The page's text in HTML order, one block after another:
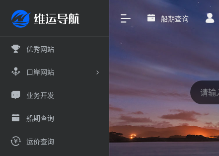
优秀网站
口岸网站
业务开发
船期查询
运价查询
船期查询